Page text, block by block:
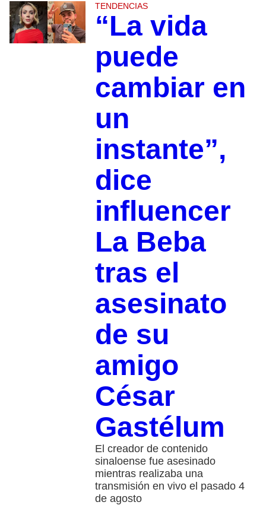
TENDENCIAS
“La vida
puede
cambiar en
un
instante”,
dice
influencer
La Beba
tras el
asesinato
de su
amigo
César
Gastélum
El creador de contenido
sinaloense fue asesinado
mientras realizaba una
transmisión en vivo el pasado 4
de agosto